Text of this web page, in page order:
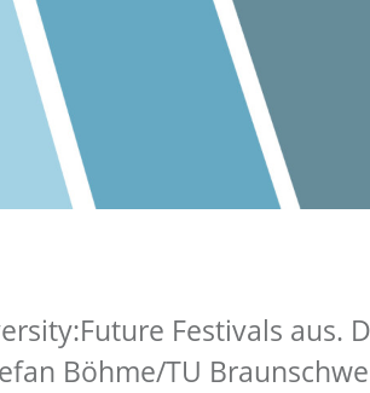
Festivals aus.
Böhme/TU